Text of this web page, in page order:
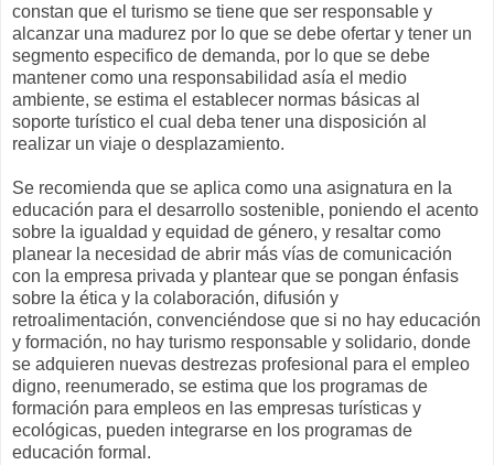
constan que el turismo se tiene que ser responsable y
alcanzar una madurez por lo que se debe ofertar y tener un
segmento especifico de demanda, por lo que se debe
mantener como una responsabilidad asía el medio
ambiente, se estima el establecer normas básicas al
soporte turístico el cual deba tener una disposición al
realizar un viaje o desplazamiento.
Se recomienda que se aplica como una asignatura en la
educación para el desarrollo sostenible, poniendo el acento
sobre la igualdad y equidad de género, y resaltar como
planear la necesidad de abrir más vías de comunicación
con la empresa privada y plantear que se pongan énfasis
sobre la ética y la colaboración, difusión y
retroalimentación, convenciéndose que si no hay educación
y formación, no hay turismo responsable y solidario, donde
se adquieren nuevas destrezas profesional para el empleo
digno, reenumerado, se estima que los programas de
formación para empleos en las empresas turísticas y
ecológicas, pueden integrarse en los programas de
educación formal.